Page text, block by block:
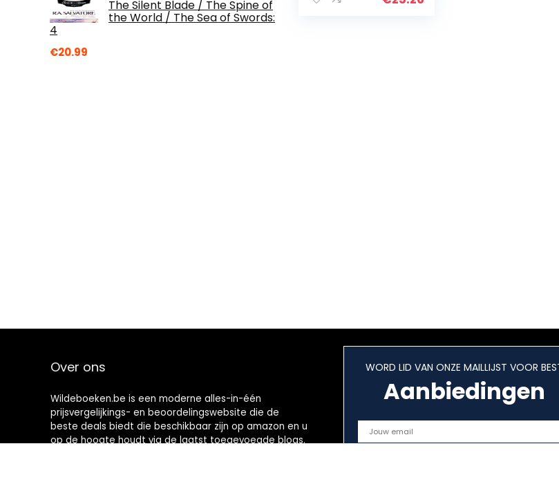
The Silent Blade / The Spine of
the World / The Sea of Swords:
4
€20.99
Over ons
Wildeboeken.be is een moderne alles-in-één
prijsvergelijkings- en beoordelingswebsite die de
beste deals biedt die beschikbaar zijn op amazon en u
op de hoogte houdt via de laatst toegevoegde blogs.
WORD LID VAN ONZE MAILLIJST VOOR
Aanbiedingen